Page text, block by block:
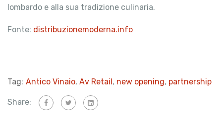
lombardo e alla sua tradizione culinaria.
Fonte: distribuzionemoderna.info
Tag: Antico Vinaio, Av Retail, new opening, partnership
Share: